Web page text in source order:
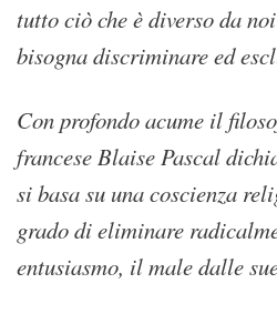
tutto ciò che è diverso da
bisogna discriminare ed
Con profondo acume il
francese Blaise Pascal
si basa su una coscienza
grado di eliminare
entusiasmo, il male dalle